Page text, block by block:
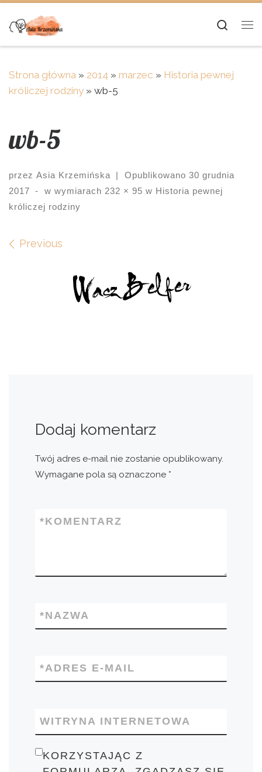
Skip to content
Strona główna » 2014 » marzec » Historia pewnej
króliczej rodziny » wb-5
wb-5
przez Asia Krzemińska | Opublikowano 30 grudnia
2017
- w wymiarach 232 × 95 w Historia pewnej
króliczej rodziny
Images navigation
Previous
Dodaj komentarz
Twój adres e-mail nie zostanie opublikowany.
Wymagane pola są oznaczone *
KOMENTARZ
*
NAZWA
*
ADRES E-MAIL
*
WITRYNA INTERNETOWA
KORZYSTAJĄC Z